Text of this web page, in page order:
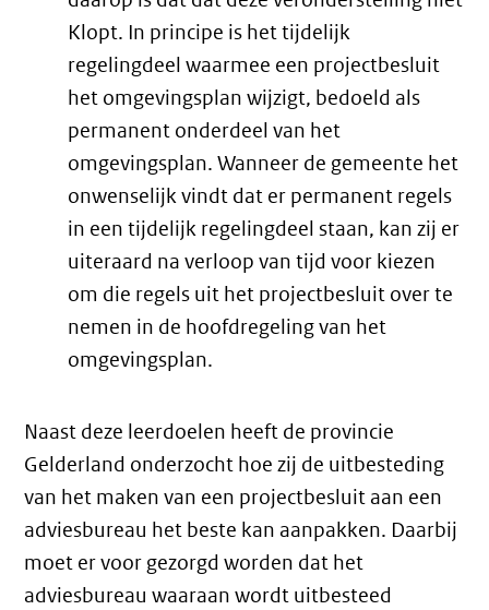
Klopt. In principe is het tijdelijk
regelingdeel waarmee een projectbesluit
het omgevingsplan wijzigt, bedoeld als
permanent onderdeel van het
omgevingsplan. Wanneer de gemeente het
onwenselijk vindt dat er permanent regels
in een tijdelijk regelingdeel staan, kan zij er
uiteraard na verloop van tijd voor kiezen
om die regels uit het projectbesluit over te
nemen in de hoofdregeling van het
omgevingsplan.
Naast deze leerdoelen heeft de provincie
Gelderland onderzocht hoe zij de uitbesteding
van het maken van een projectbesluit aan een
adviesbureau het beste kan aanpakken. Daarbij
moet er voor gezorgd worden dat het
adviesbureau waaraan wordt uitbesteed